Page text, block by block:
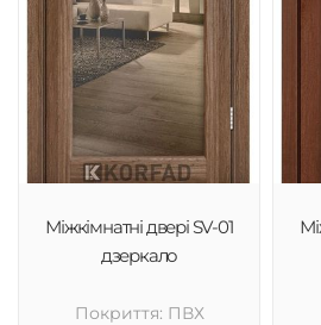
Міжкімнатні двері SV-01
дзеркало
Покриття: ПВХ